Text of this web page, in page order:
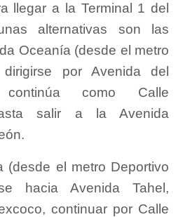
llegar a la Terminal 1 del
alternativas son las
Oceanía (desde el metro
por Avenida del
como Calle
salir a la Avenida
(desde el metro Deportivo
hacia Avenida Tahel,
continuar por Calle